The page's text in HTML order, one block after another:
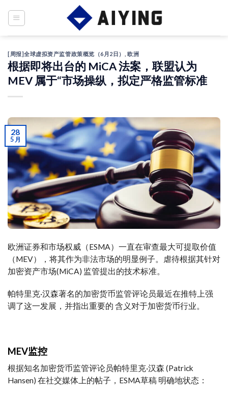
[周报]全球虚拟资产监管政策概览（6月2日） ,欧洲
根据即将出台的 MiCA 法案，联盟认为
MEV 属于“市场操纵，拟定严格监管标准
28
5 月
欧洲证券和市场权威 （ESMA）一直在审查最大可提取价值
（MEV），将其作为非法市场的明显例子。
虐待根据其针对
加密资产市场(MiCA) 监管提出的技术标准。
帕特里克·汉森著名的加密货币监管评论员最近在推特上强
调了这一发展，并指出重要的 含义 对于加密货币行业。
MEV监控
根据知名加密货币监管评论员帕特里克·汉森 (Patrick
Hansen) 在社交媒体上的帖子，ESMA草稿 明确地状态：